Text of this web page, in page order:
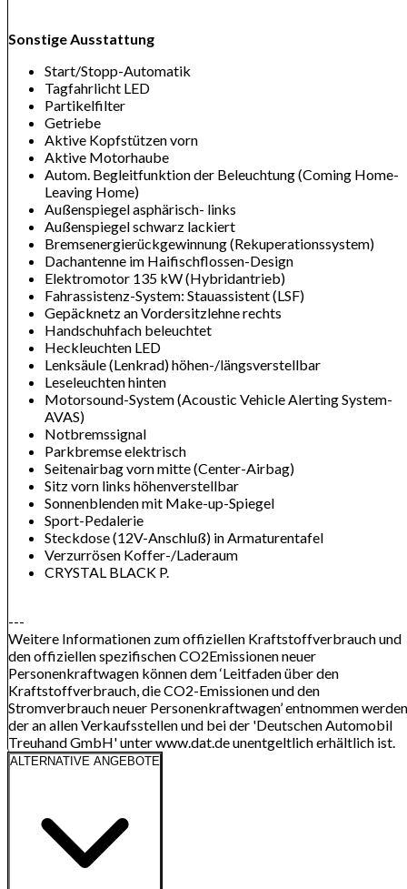
Sonstige Ausstattung
Start/Stopp-Automatik
Tagfahrlicht LED
Partikelfilter
Getriebe
Aktive Kopfstützen vorn
Aktive Motorhaube
Autom. Begleitfunktion der Beleuchtung (Coming Home-
Leaving Home)
Außenspiegel asphärisch- links
Außenspiegel schwarz lackiert
Bremsenergierückgewinnung (Rekuperationssystem)
Dachantenne im Haifischflossen-Design
Elektromotor 135 kW (Hybridantrieb)
Fahrassistenz-System: Stauassistent (LSF)
Gepäcknetz an Vordersitzlehne rechts
Handschuhfach beleuchtet
Heckleuchten LED
Lenksäule (Lenkrad) höhen-/längsverstellbar
Leseleuchten hinten
Motorsound-System (Acoustic Vehicle Alerting System-
AVAS)
Notbremssignal
Parkbremse elektrisch
Seitenairbag vorn mitte (Center-Airbag)
Sitz vorn links höhenverstellbar
Sonnenblenden mit Make-up-Spiegel
Sport-Pedalerie
Steckdose (12V-Anschluß) in Armaturentafel
Verzurrösen Koffer-/Laderaum
CRYSTAL BLACK P.
---
Weitere Informationen zum offiziellen Kraftstoffverbrauch und
den offiziellen spezifischen CO2Emissionen neuer
Personenkraftwagen können dem ‘Leitfaden über den
Kraftstoffverbrauch, die CO2-Emissionen und den
Stromverbrauch neuer Personenkraftwagen’ entnommen
der an allen Verkaufsstellen und bei der 'Deutschen Automobil
Treuhand GmbH' unter www.dat.de unentgeltlich erhältlich ist.
ALTERNATIVE ANGEBOTE